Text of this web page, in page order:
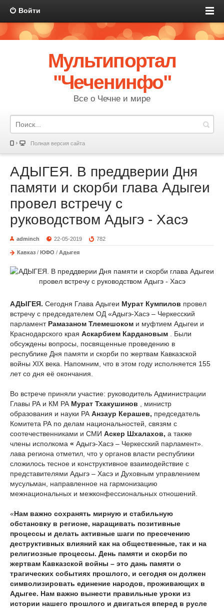
Войти
Мультипортал
"Чеченинфо"
Все о Чечне и мире
Полная версия сайта
АДЫГЕЯ. В преддверии Дня
памяти и скорби глава Адыгеи
провел встречу с
руководством Адыгэ - Хасэ
adminch 22-05-2019 782
Кавказ / ЮФО / Адыгея
АДЫГЕЯ. Сегодня Глава Адыгеи Мурат Кумпилов провел
встречу с председателем ОД «Адыгэ-Хасэ – Черкесский
парламент Рамазаном Тлемешоком и муфтием Адыгеи и
Краснодарского края Аскарбием Кардановым
. Были
обсуждены вопросы, посвященные проведению в
республике Дня памяти и скорби по жертвам Кавказской
войны XIX века. Напомним, что в этом году исполняется 155
лет со дня её окончания.
Во встрече приняли участие: руководитель Администрации
Главы РА и КМ РА Мурат Тхакушинов
, министр
образования и науки РА Анзаур Керашев, председатель
Комитета РА по делам национальностей, связям с
соотечественниками и СМИ Аскер Шхалахов, а также
члены исполкома « Адыгэ-Хасэ – Черкесский парламент».
лава региона отметил, что у органов власти республики
сложилось тесное и конструктивное взаимодействие с
представителями Адыгэ – Хасэ и Духовным управлением
мусульман, направленное на гармонизацию
межнациональных и межконфессиональных отношений.
«Нам важно сохранять мирную и стабильную
обстановку в регионе, наращивать позитивные
процессы и делать активные шаги по пресечению
деструктивных влияний как на общественные, так и на
религиозные процессы. День памяти и скорби по
жертвам Кавказской войны – это дань памяти о
трагических событиях прошлого, и сегодня он должен
символизировать единение народов, проживающих в
Адыгее. Нам важно вынести правильные уроки из
истории нашего прошлого и двигаться вперед в русле